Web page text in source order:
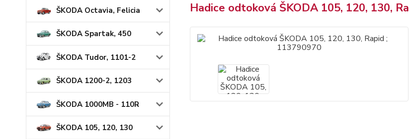
ŠKODA Octavia, Felicia
ŠKODA Spartak, 450
ŠKODA Tudor, 1101-2
ŠKODA 1200-2, 1203
ŠKODA 1000MB - 110R
ŠKODA 105, 120, 130
Hadice odtoková ŠKODA 105, 120, 130,